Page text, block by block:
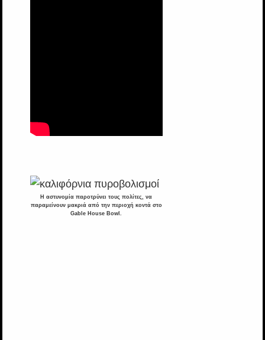
Η αστυνομία παροτρύνει τους πολίτες, να
παραμείνουν μακριά από την περιοχή κοντά στο
Gable House Bowl.